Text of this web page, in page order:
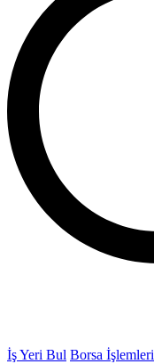
İş Yeri Bul Borsa İşlemleri